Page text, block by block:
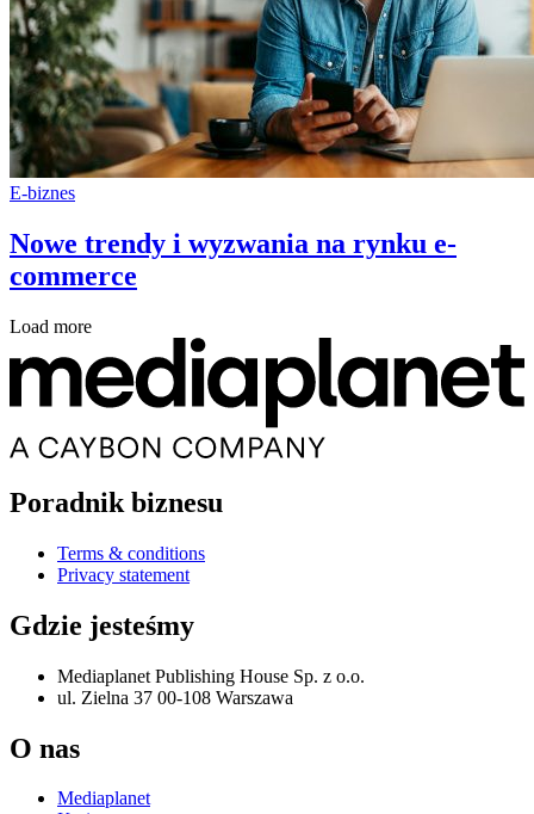
E-biznes
Nowe trendy i wyzwania na rynku e-
commerce
Load more
Poradnik biznesu
Terms & conditions
Privacy statement
Gdzie jesteśmy
Mediaplanet Publishing House Sp. z o.o.
ul. Zielna 37 00-108 Warszawa
O nas
Mediaplanet